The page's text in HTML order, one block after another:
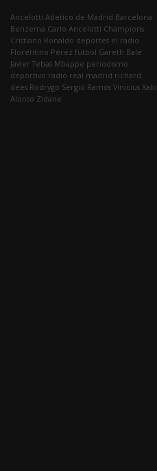
Ancelotti Atletico de Madrid Barcelona
Benzema Carlo Ancelotti Champions
Cristiano Ronaldo deportes el radio
Florentino Pérez fútbol Gareth Bale
Javier Tebas Mbappe periodismo
deportivo radio real madrid richard
dees Rodrygo Sergio Ramos Vinicius Xabi
Alonso Zidane